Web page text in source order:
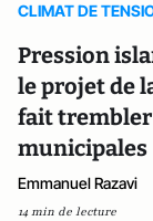
CLIMAT DE
Pression
le projet de
fait trembler
municipales
Emmanuel Razavi
14 min de lecture